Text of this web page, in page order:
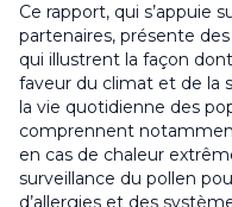
Ce rapport, qui s’appuie
partenaires, présente
qui illustrent la façon
faveur du climat et de la
la vie quotidienne des
comprennent
en cas de chaleur
surveillance du pollen
d’allergies et des